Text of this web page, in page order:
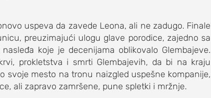
DNEVNI LIST
uspeva da zavede Leona, ali ne zadugo. Finale
preuzimajući ulogu glave porodice, zajedno sa
koje je decenijama oblikovalo Glembajeve.
prokletstva i smrti Glembajevih, da bi na kraju
svoje mesto na tronu naizgled uspešne kompanije,
ali zapravo zamršene, pune spletki i mržnje.